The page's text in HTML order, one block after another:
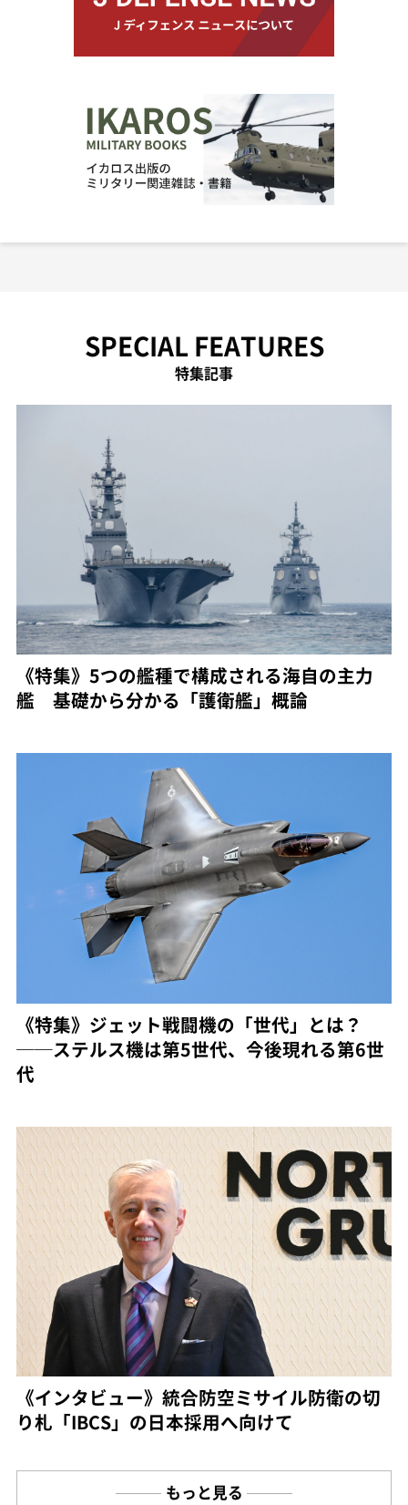
SPECIAL FEATURES
特集記事
《特集》5つの艦種で構成される海自の主力
艦 基礎から分かる「護衛艦」概論
《特集》ジェット戦闘機の「世代」とは？
──ステルス機は第5世代、今後現れる第6世
代
《インタビュー》統合防空ミサイル防衛の切
り札「IBCS」の日本採用へ向けて
もっと見る